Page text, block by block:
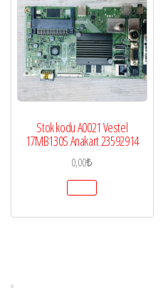
Stok kodu A0021 Vestel
17MB130S Anakart 23592914
0,00₺